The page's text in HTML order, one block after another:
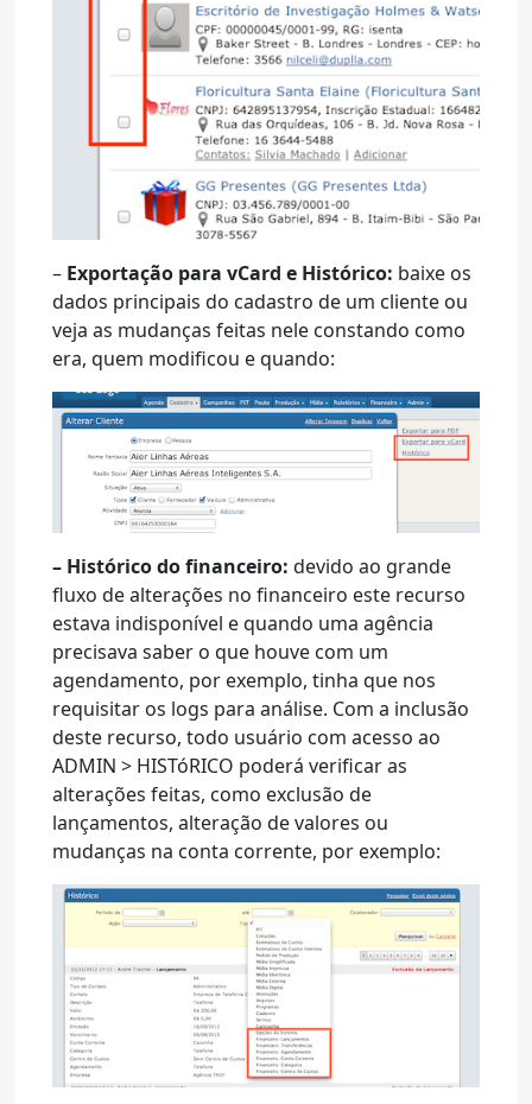
– Exportação para vCard e Histórico: baixe os
dados principais do cadastro de um cliente ou
veja as mudanças feitas nele constando como
era, quem modificou e quando:
– Histórico do financeiro: devido ao grande
fluxo de alterações no financeiro este recurso
estava indisponível e quando uma agência
precisava saber o que houve com um
agendamento, por exemplo, tinha que nos
requisitar os logs para análise. Com a inclusão
deste recurso, todo usuário com acesso ao
ADMIN > HISTóRICO poderá verificar as
alterações feitas, como exclusão de
lançamentos, alteração de valores ou
mudanças na conta corrente, por exemplo: